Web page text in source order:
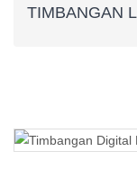
TIMBANGAN